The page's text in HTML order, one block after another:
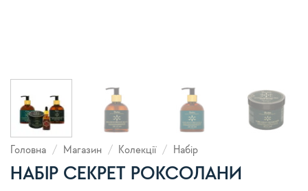
Головна / Магазин / Колекції / Набір
НАБІР СЕКРЕТ РОКСОЛАНИ